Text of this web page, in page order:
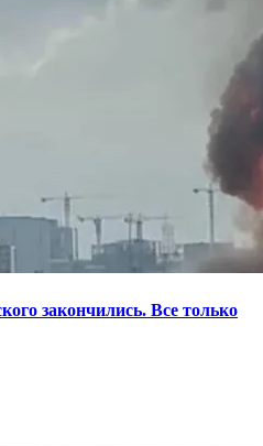
закончились. Все только